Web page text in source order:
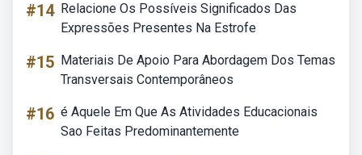
#14 Relacione Os Possíveis Significados Das
Expressões Presentes Na Estrofe
#15 Materiais De Apoio Para Abordagem Dos Temas
Transversais Contemporâneos
#16 é Aquele Em Que As Atividades Educacionais
Sao Feitas Predominantemente